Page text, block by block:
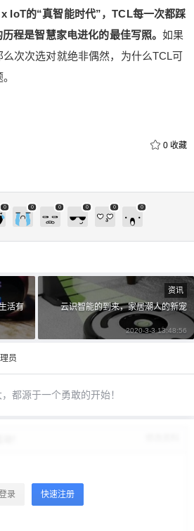
IoT的“真智能时代”，TCL每一次都踩
程是智慧家电进化的最佳写照。如果
次次选对就绝非偶然，为什么TCL可
0 收藏
0 0 0 0 0 0
活有
资讯
云识智能的到来，家居潮人的新宠
2020-3-3 13:48:56
员
都源于一个勇敢的开始！
录 快速注册